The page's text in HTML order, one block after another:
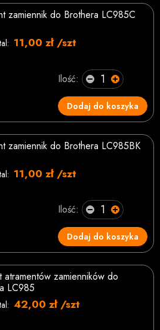
zamiennik do Brothera LC985C
11,00 zł /szt
Ilość:
Dodaj do koszyka
zamiennik do Brothera LC985BK
11,00 zł /szt
Ilość:
Dodaj do koszyka
atramentów zamienników do
LC985
42,00 zł /szt